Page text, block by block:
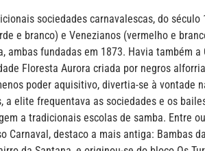
sociedades carnavalescas, do século
e branco) e Venezianos (vermelho e
fundadas em 1873. Havia também a
Floresta Aurora criada por negros
poder aquisitivo, divertia-se à vontade
a elite frequentava as sociedades e os
a tradicionais escolas de samba. Entre
Carnaval, destaco a mais antiga: Bambas